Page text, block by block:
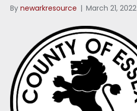
By newarkresource | March 21, 2022